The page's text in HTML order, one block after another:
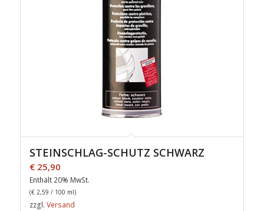
STEINSCHLAG-SCHUTZ SCHWARZ
€25,90
Enthält 20% MwSt.
(€2,59 / 100 ml)
zzgl. Versand